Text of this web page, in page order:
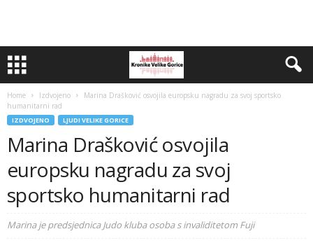
Home Izdvojeno
Marina Drašković osvojila europsku nagradu za svoj sportsko
humanitarni rad
IZDVOJENO LJUDI VELIKE GORICE
Marina Drašković osvojila
europsku nagradu za svoj
sportsko humanitarni rad
Marina je predsjednica Judo kluba osoba s invaliditetom Fuji